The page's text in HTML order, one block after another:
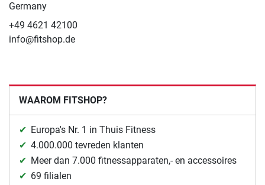
Germany
+49 4621 42100
info@fitshop.de
WAAROM FITSHOP?
Europa's Nr. 1 in Thuis Fitness
4.000.000 tevreden klanten
Meer dan 7.000 fitnessapparaten,- en accessoires
69 filialen